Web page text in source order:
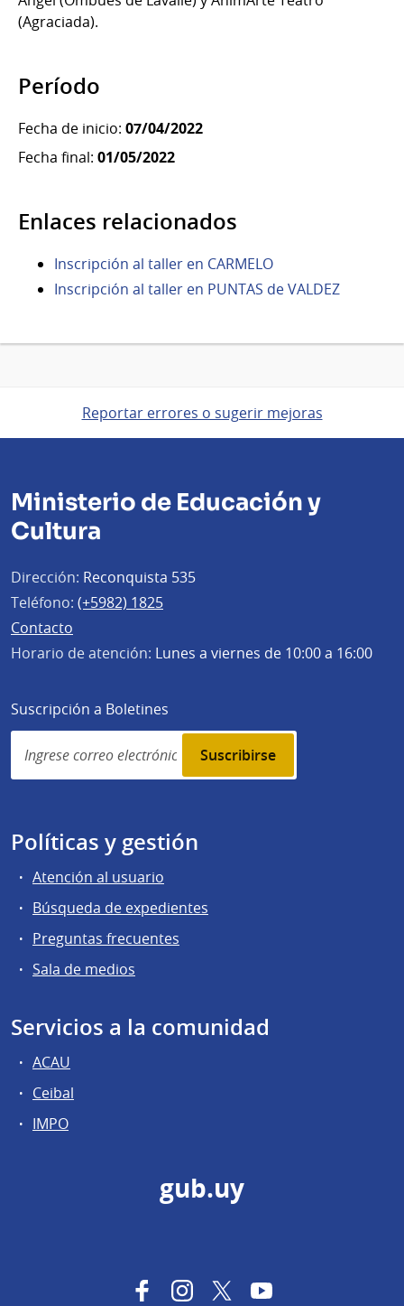
(Agraciada).
Período
Fecha de inicio: 07/04/2022
Fecha final: 01/05/2022
Enlaces relacionados
Inscripción al taller en CARMELO
Inscripción al taller en PUNTAS de VALDEZ
Reportar errores o sugerir mejoras
Ministerio de Educación y
Cultura
Dirección: Reconquista 535
Teléfono: (+5982) 1825
Contacto
Horario de atención: Lunes a viernes de 10:00 a 16:00
Suscripción a Boletines
Simplenews
subscription
Políticas y gestión
Atención al usuario
Búsqueda de expedientes
Preguntas frecuentes
Sala de medios
Servicios a la comunidad
ACAU
Ceibal
IMPO
gub.uy
FacebookInstagram
TwitterYouTube